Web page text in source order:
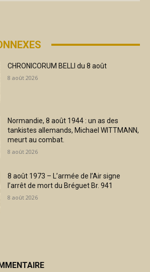
CHRONICORUM BELLI du 8 août
8 août 2026
Normandie, 8 août 1944 : un as des
tankistes allemands, Michael WITTMANN,
meurt au combat.
8 août 2026
8 août 1973 – L’armée de l’Air signe
l’arrêt de mort du Bréguet Br. 941
8 août 2026